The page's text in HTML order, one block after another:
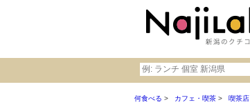
何食べる カフェ・喫茶 喫茶店